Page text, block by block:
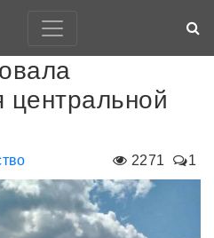
центральной
2271 1